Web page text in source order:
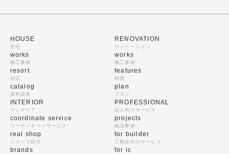
HOUSE
住宅
works
施工事例
resort
別荘
catalog
資料請求
RENOVATION
リノベーション
works
施工事例
features
特徴
plan
プラン
INTERIOR
インテリア
coordinate service
コーディネートサービス
real shop
ショップ紹介
brands
PROFESSIONAL
法人向けサービス
projects
納品事例
for builder
工務店向けサービス
for ic